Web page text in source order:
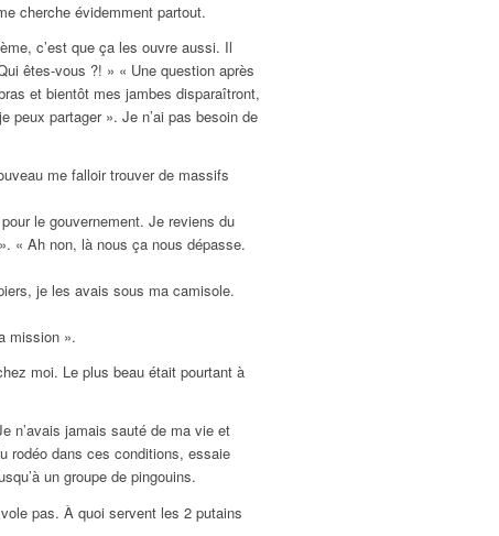
cherche évidemment partout.
c’est que ça les ouvre aussi. Il
êtes-vous ?! » « Une question après
et bientôt mes jambes disparaîtront,
peux partager ». Je n’ai pas besoin de
me falloir trouver de massifs
le gouvernement. Je reviens du
« Ah non, là nous ça nous dépasse.
je les avais sous ma camisole.
mission ».
moi. Le plus beau était pourtant à
n’avais jamais sauté de ma vie et
rodéo dans ces conditions, essaie
un groupe de pingouins.
pas. À quoi servent les 2 putains